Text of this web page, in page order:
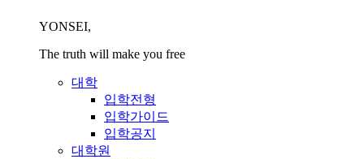
YONSEI,
The truth will make you free
대학
입학전형
입학가이드
입학공지
대학원